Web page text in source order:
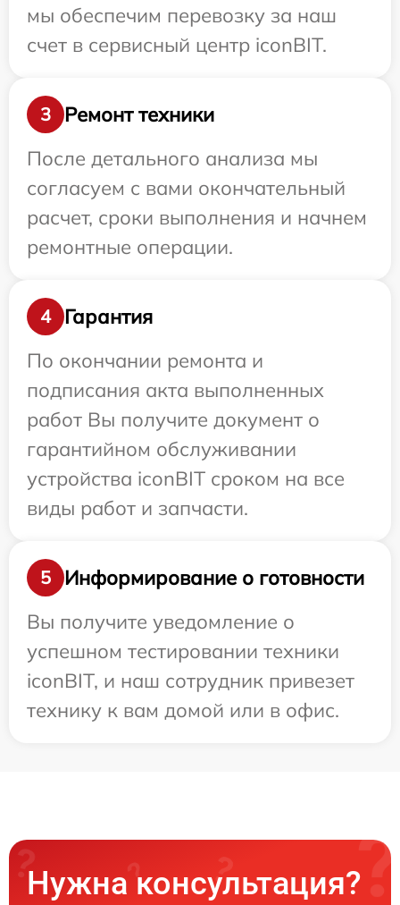
мы обеспечим перевозку за наш
счет в сервисный центр iconBIT.
3
Ремонт техники
После детального анализа мы
согласуем с вами окончательный
расчет, сроки выполнения и начнем
ремонтные операции.
4
Гарантия
По окончании ремонта и
подписания акта выполненных
работ Вы получите документ о
гарантийном обслуживании
устройства iconBIT сроком на все
виды работ и запчасти.
5
Информирование о готовности
Вы получите уведомление о
успешном тестировании техники
iconBIT, и наш сотрудник привезет
технику к вам домой или в офис.
Нужна консультация?